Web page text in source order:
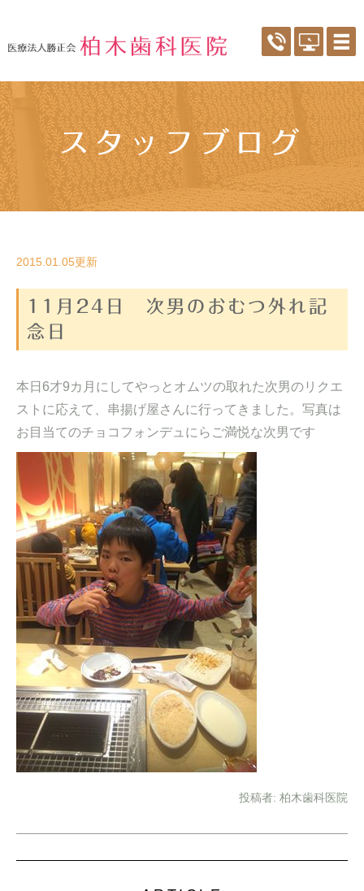
スタッフブログ
2015.01.05更新
11月24日 次男のおむつ外れ記
念日
本日6才9カ月にしてやっとオムツの取れた次男のリクエ
ストに応えて、串揚げ屋さんに行ってきました。写真は
お目当てのチョコフォンデュにらご満悦な次男です
投稿者: 柏木歯科医院